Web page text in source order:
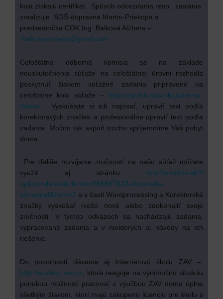
kola získajú certifikát. Spôsob odovzdania resp. zaslania
zrealizuje SOŠ-dopravná Martin-Priekopa a
predsedníčka COK Ing. Balková Alžbeta –
balkovaalzbeta@gmail.com
Celoštátna odborná komisia sa na základe
neuskutočnenia súťaže na celoštátnej úrovni rozhodla
poskytnúť žiakom súťažné zadania pripravené na
celoštátne kolo súťaže – https://archiv.siov.sk/ucme-sa-
doma/. Vyskúšajte si ich napísať, upraviť text podľa
korektorských značiek a profesionálne upraviť text podľa
zadania. Možno tak aspoň trochu spríjemníme Váš pobyt
doma.
Pre ďalšie rozvíjanie zručností na našu súťaž môžete
využiť aj stránku http://erodina.sk/?
option=clanok&clanok=265587623-slovensky-
stenograf&Item=2 a v časti Wordprocessing a Korektorské
značky vyskúšať niečo nové alebo zdokonaliť svoje
zručnosti. V týchto odkazoch sa nachádzajú zadania,
vypracované zadania a v niektorých aj návody na ich
riešenie.
Do pozornosti dávame aj Internetovú školu ZAV –
http://student.zav.cz , ktorá reaguje na výnimočnú situáciu
ponukou možnosti pracovať s výučbou ZAV doma úplne
všetkým žiakom, ktorí majú zakúpenú licenciu pre školu s